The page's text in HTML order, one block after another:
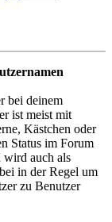
bei deinem
ist meist mit
Kästchen oder
Status im Forum
wird auch als
in der Regel um
zu Benutzer